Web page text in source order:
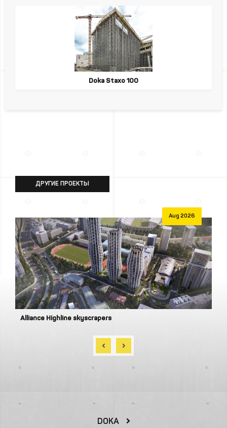
Doka Staxo 100
ДРУГИЕ ПРОЕКТЫ
Aug 2026
Alliance Highline skyscrapers
DOKA